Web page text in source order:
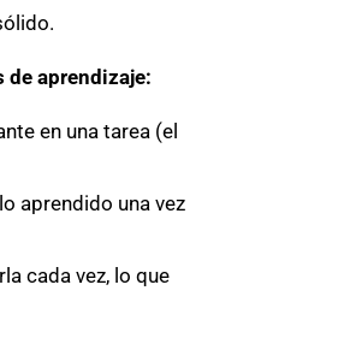
aprendizaje:
en una tarea (el
aprendido una vez
cada vez, lo que